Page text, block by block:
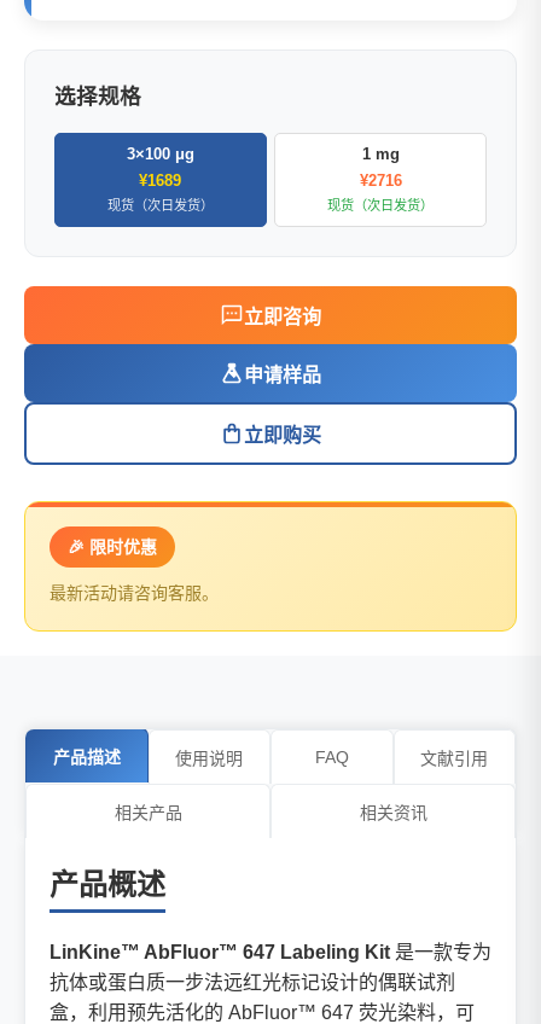
选择规格
3×100 μg
¥1689
现货（次日发货）
1 mg
¥2716
现货（次日发货）
立即咨询
申请样品
立即购买
🎉 限时优惠
最新活动请咨询客服。
产品描述 使用说明 FAQ 文献引用
相关产品 相关资讯
产品概述
LinKine™ AbFluor™ 647 Labeling Kit 是一款专为
抗体或蛋白质一步法远红光标记设计的偶联试剂
盒，利用预先活化的 AbFluor™ 647 荧光染料，可